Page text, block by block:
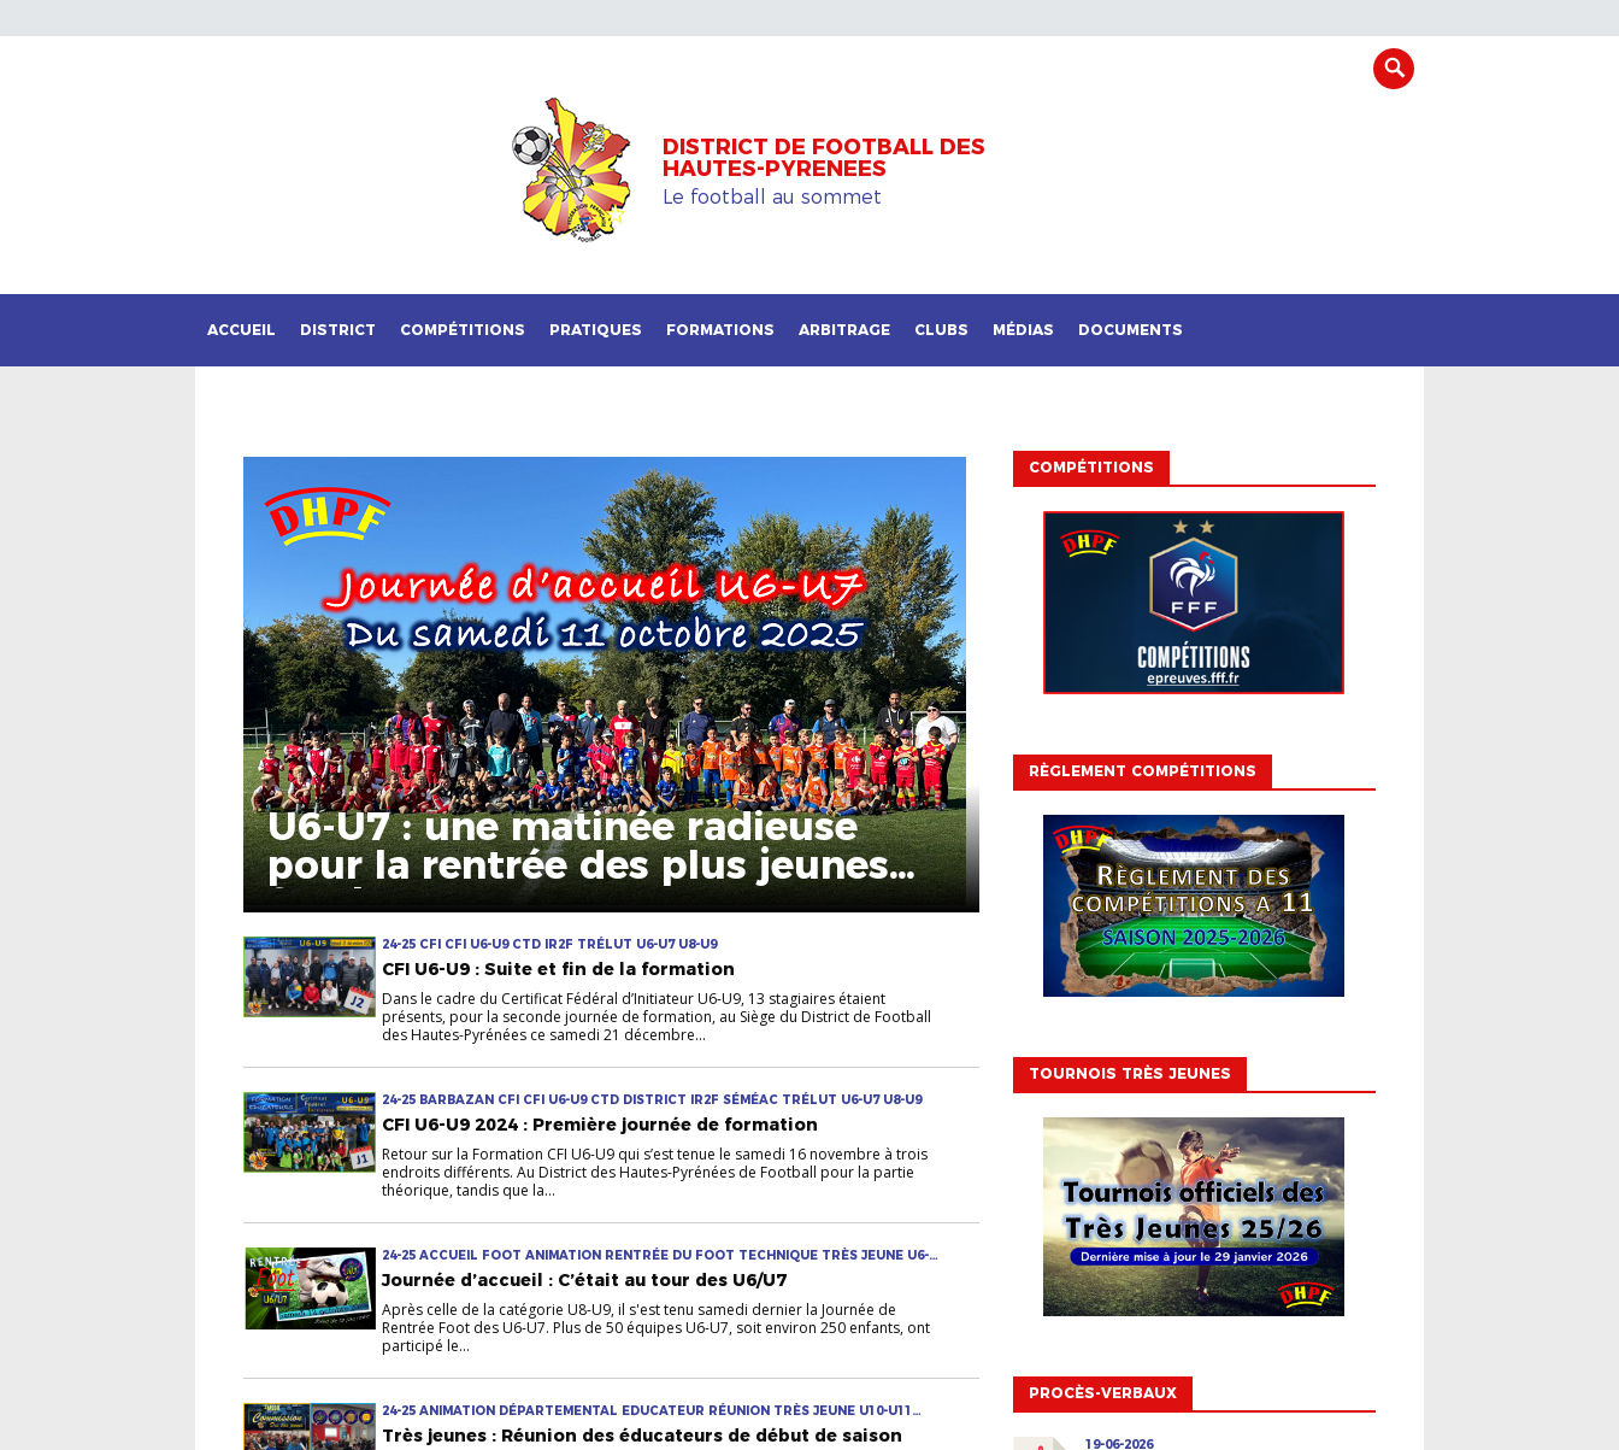
DISTRICT DE FOOTBALL DES
HAUTES-PYRENEES
Le football au sommet
ACCUEIL DISTRICT COMPÉTITIONS PRATIQUES FORMATIONS ARBITRAGE CLUBS MÉDIAS DOCUMENTS
U6-U7 : une matinée radieuse
pour la rentrée des plus jeunes
footballeurs !
24-25 CFI CFI U6-U9 CTD IR2F TRÉLUT U6-U7 U8-U9
CFI U6-U9 : Suite et fin de la formation
Dans le cadre du Certificat Fédéral d’Initiateur U6-U9, 13 stagiaires étaient
présents, pour la seconde journée de formation, au Siège du District de Football
des Hautes-Pyrénées ce samedi 21 décembre...
24-25 BARBAZAN CFI CFI U6-U9 CTD DISTRICT IR2F SÉMÉAC TRÉLUT U6-U7 U8-U9
CFI U6-U9 2024 : Première journée de formation
Retour sur la Formation CFI U6-U9 qui s’est tenue le samedi 16 novembre à trois
endroits différents. Au District des Hautes-Pyrénées de Football pour la partie
théorique, tandis que la...
24-25 ACCUEIL FOOT ANIMATION RENTRÉE DU FOOT TECHNIQUE TRÈS JEUNE U6-
U7
Journée d’accueil : C’était au tour des U6/U7
Après celle de la catégorie U8-U9, il s'est tenu samedi dernier la Journée de
Rentrée Foot des U6-U7. Plus de 50 équipes U6-U7, soit environ 250 enfants, ont
participé le...
24-25 ANIMATION DÉPARTEMENTAL EDUCATEUR RÉUNION TRÈS JEUNE U10-U11
U12-U13 U6-U7 U8-U9
Très jeunes : Réunion des éducateurs de début de saison
COMPÉTITIONS
RÈGLEMENT COMPÉTITIONS
TOURNOIS TRÈS JEUNES
PROCÈS-VERBAUX
19-06-2026